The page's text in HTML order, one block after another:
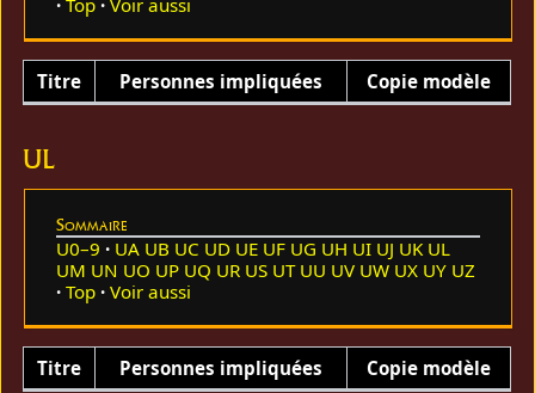
Top Voir aussi
Titre Personnes impliquées Copie modèle
UL
Sommaire
U0–9 UA UB UC UD UE UF UG UH UI UJ UK UL
UM UN UO UP UQ UR US UT UU UV UW UX UY UZ
Top
Voir aussi
Titre Personnes impliquées Copie modèle